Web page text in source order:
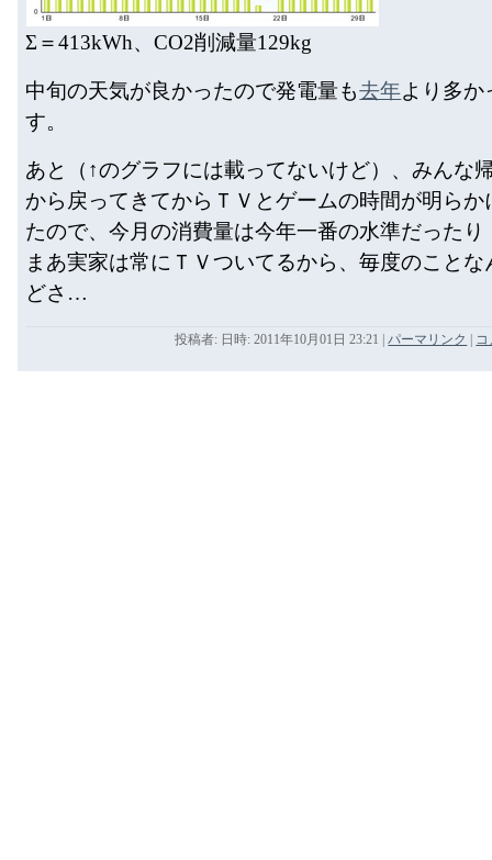
Σ＝413kWh、CO2削減量129kg
中旬の天気が良かったので発電量も去年より多か
す。
あと（↑のグラフには載ってないけど）、みんな
から戻ってきてからＴＶとゲームの時間が明らか
たので、今月の消費量は今年一番の水準だったり
まあ実家は常にＴＶついてるから、毎度のことな
どさ…
投稿者: 日時: 2011年10月01日 23:21 パーマリンク